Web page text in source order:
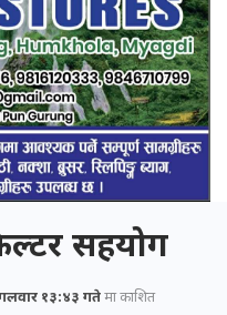
सहयोग
१३:४३ गतेमा प्रकाशित